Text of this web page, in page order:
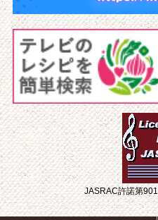
JASRAC許諾第